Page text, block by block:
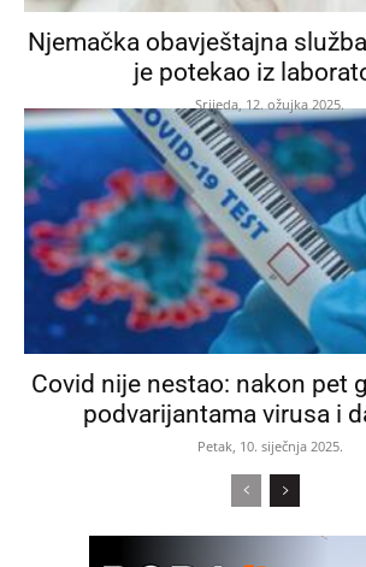
Njemačka obavještajna
je potekao iz
Srijeda, 12. ožujka 2025.
Covid nije nestao: nakon pet
podvarijantama virusa i
Petak, 10. siječnja 2025.